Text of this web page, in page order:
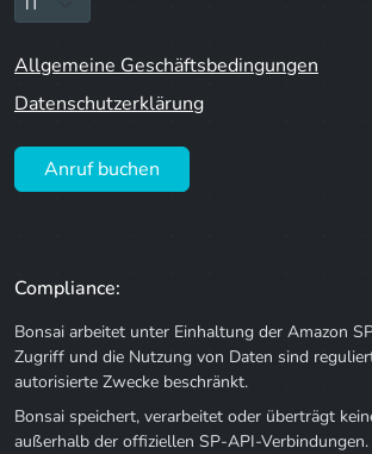
Allgemeine Geschäftsbedingungen
Datenschutzerklärung
Anruf buchen
Compliance:
Bonsai arbeitet unter Einhaltung der Amazon
Zugriff und die Nutzung von Daten sind
autorisierte Zwecke beschränkt.
Bonsai speichert, verarbeitet oder überträgt
außerhalb der offiziellen SP-API-Verbindungen.